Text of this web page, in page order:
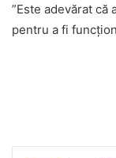
”Este adevărat
pentru a fi